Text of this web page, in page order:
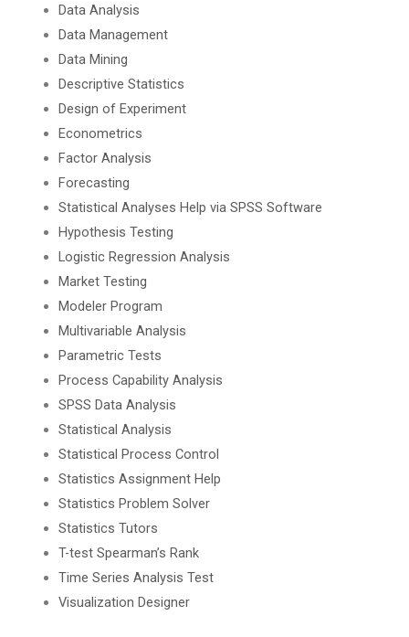
Data Analysis
Data Management
Data Mining
Descriptive Statistics
Design of Experiment
Econometrics
Factor Analysis
Forecasting
Statistical Analyses Help via SPSS Software
Hypothesis Testing
Logistic Regression Analysis
Market Testing
Modeler Program
Multivariable Analysis
Parametric Tests
Process Capability Analysis
SPSS Data Analysis
Statistical Analysis
Statistical Process Control
Statistics Assignment Help
Statistics Problem Solver
Statistics Tutors
T-test Spearman’s Rank
Time Series Analysis Test
Visualization Designer